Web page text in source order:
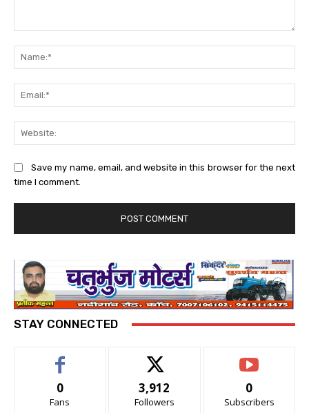
Save my name, email, and website in this browser for the next
time I comment.
STAY CONNECTED
0
Fans
3,912
Followers
0
Subscribers